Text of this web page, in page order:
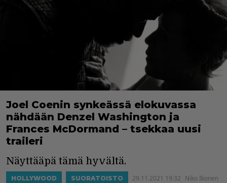
Joel Coenin synkeässä elokuvassa
nähdään Denzel Washington ja
Frances McDormand – tsekkaa uusi
traileri
Näyttääpä tämä hyvältä.
HOLLYWOOD SUORATOISTO 29.11.2021 19:32 Niko Ikonen